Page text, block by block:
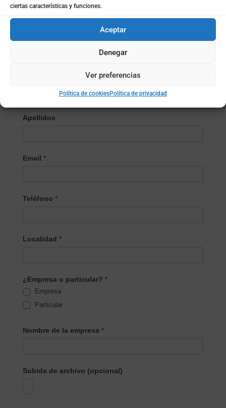
ciertas características y funciones.
Aceptar
Denegar
Ver preferencias
Política de cookiesPolítica de privacidad
Producto/Servicio
Apellidos
Email *
Teléfono *
Localidad *
¿Empresa o particular? *
Empresa
Particular
Nombre de la empresa *
Subida de archivo (opcional)